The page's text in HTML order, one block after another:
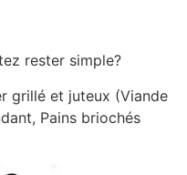
rester simple?
grillé et juteux (Viande
Pains briochés